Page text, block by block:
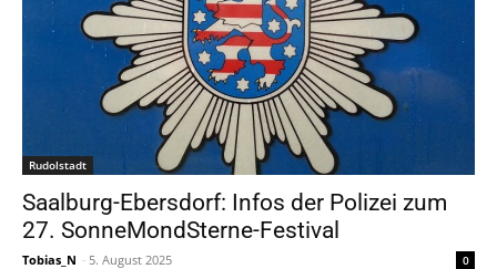
Rudolstadt
Saalburg-Ebersdorf: Infos der Polizei zum
27. SonneMondSterne-Festival
Tobias_N - 5. August 2025 0